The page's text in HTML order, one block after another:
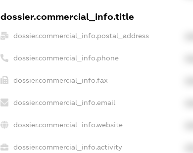
dossier.commercial_info.title
dossier.commercial_info.postal_address
dossier.commercial_info.phone
dossier.commercial_info.fax
dossier.commercial_info.email
dossier.commercial_info.website
dossier.commercial_info.activity